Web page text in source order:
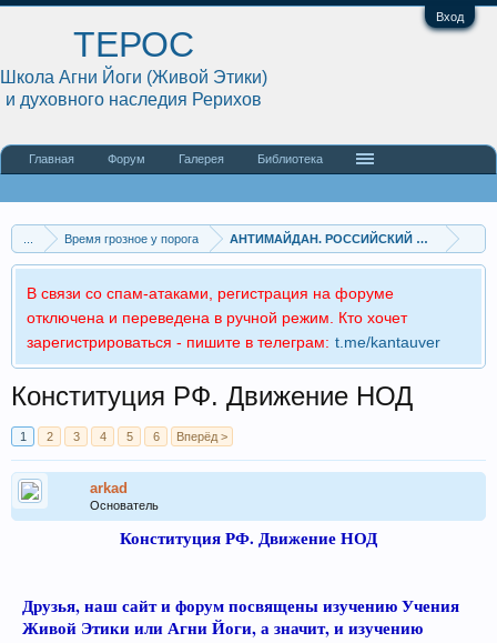
Вход
Время грозное у порога АНТИМАЙДАН. РОССИЙСКИЙ ДОЗОР
В связи со спам-атаками, регистрация на форуме
отключена и переведена в ручной режим. Кто хочет
зарегистрироваться - пишите в телеграм: t.me/kantauver
Конституция РФ. Движение НОД
1 2 3 4 5 6 Вперёд >
arkad
Основатель
Конституция РФ. Движение НОД​
Друзья, наш сайт и форум посвящены изучению Учения
Живой Этики или Агни Йоги, а значит, и изучению
ТЕРОС
Школа Агни Йоги (Живой Этики)
и духовного наследия Рерихов
Главная Форум Галерея Библиотека